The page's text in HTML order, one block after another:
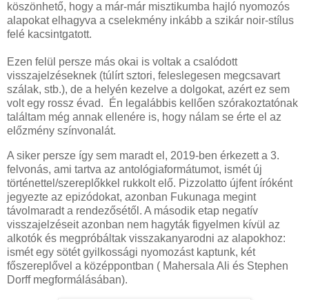
köszönhető, hogy a már-már misztikumba hajló nyomozós
alapokat elhagyva a cselekmény inkább a szikár noir-stílus
felé kacsintgatott.
Ezen felül persze más okai is voltak a csalódott
visszajelzéseknek (túlírt sztori, feleslegesen megcsavart
szálak, stb.), de a helyén kezelve a dolgokat, azért ez sem
volt egy rossz évad. Én legalábbis kellően szórakoztatónak
találtam még annak ellenére is, hogy nálam se érte el az
előzmény színvonalát.
A siker persze így sem maradt el, 2019-ben érkezett a 3.
felvonás, ami tartva az antológiaformátumot, ismét új
történettel/szereplőkkel rukkolt elő. Pizzolatto újfent íróként
jegyezte az epizódokat, azonban Fukunaga megint
távolmaradt a rendezősétől. A második etap negatív
visszajelzéseit azonban nem hagyták figyelmen kívül az
alkotók és megpróbáltak visszakanyarodni az alapokhoz:
ismét egy sötét gyilkossági nyomozást kaptunk, két
főszereplővel a középpontban ( Mahersala Ali és Stephen
Dorff megformálásában).